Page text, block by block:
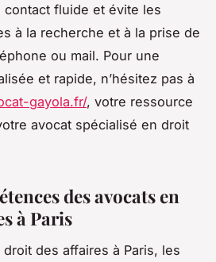
fluide et évite les
à la recherche et à la prise de
ou mail. Pour une
et rapide, n’hésitez pas à
gayola.fr/, votre ressource
avocat spécialisé en droit
des avocats en
à Paris
des affaires à Paris, les